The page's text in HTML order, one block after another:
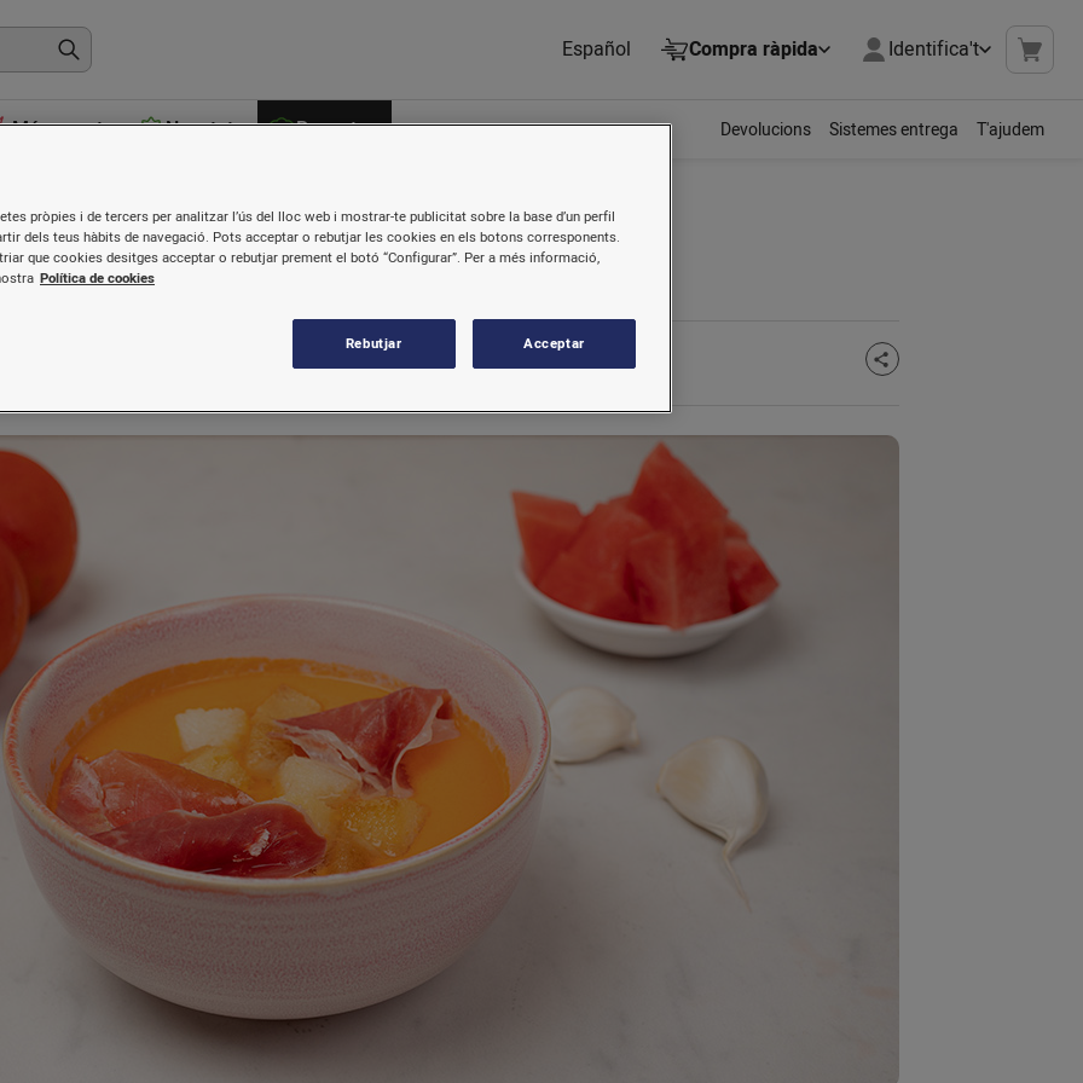
Español Compra ràpida Identifica't
Més venuts Novetats Receptes Devolucions Sistemes entrega T'ajudem
pernil ibèric i crostons
pròpies i de tercers per analitzar l’ús del lloc web i mostrar-te publicitat sobre la base d’un perfil
dels teus hàbits de navegació. Pots acceptar o rebutjar les cookies en els botons corresponents.
que cookies desitges acceptar o rebutjar prement el botó “Configurar”. Per a més informació,
Política de cookies
Rebutjar Acceptar